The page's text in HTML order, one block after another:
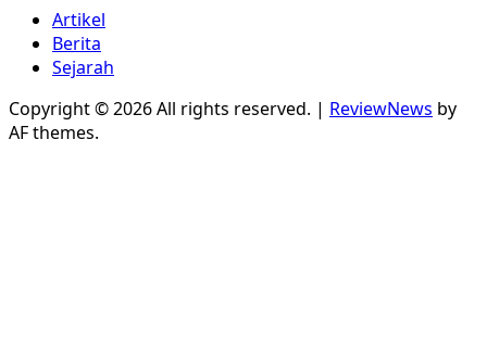
Artikel
Berita
Sejarah
Copyright © 2026 All rights reserved. | ReviewNews by
AF themes.